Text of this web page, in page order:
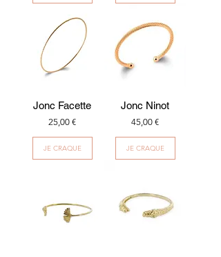
Jonc Facette
Prix
25,00 €
JE CRAQUE
Jonc Ninot
Prix
45,00 €
JE CRAQUE